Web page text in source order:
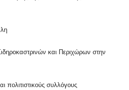
και Περιχώρων στην
πολιτιστικούς συλλόγους